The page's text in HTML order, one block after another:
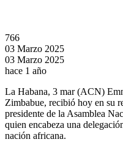
766
03 Marzo 2025
03 Marzo 2025
hace 1 año
La Habana, 3 mar (ACN)
Zimbabue, recibió hoy en su
presidente de la Asamblea
quien encabeza una
nación africana.